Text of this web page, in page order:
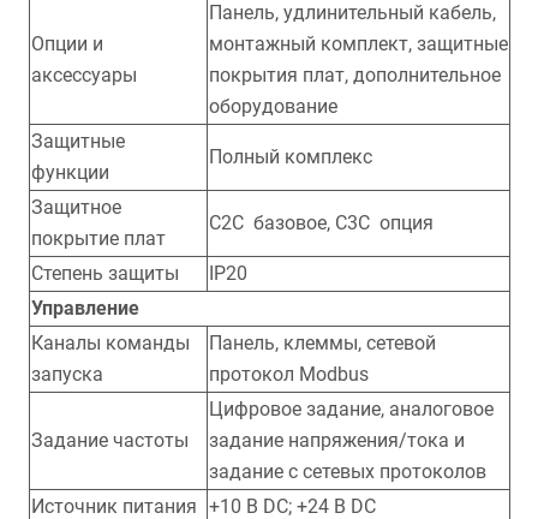
Опции и
аксессуары
Панель, удлинительный кабель,
монтажный комплект, защитные
покрытия плат, дополнительное
оборудование
Защитные
функции
Полный комплекс
Защитное
покрытие плат
С2С базовое, С3С опция
Степень защиты
IP20
Управление
Каналы команды
запуска
Панель, клеммы, сетевой
протокол Modbus
Задание частоты
Цифровое задание, аналоговое
задание напряжения/тока и
задание с сетевых протоколов
Источник питания +10 В DC; +24 В DC